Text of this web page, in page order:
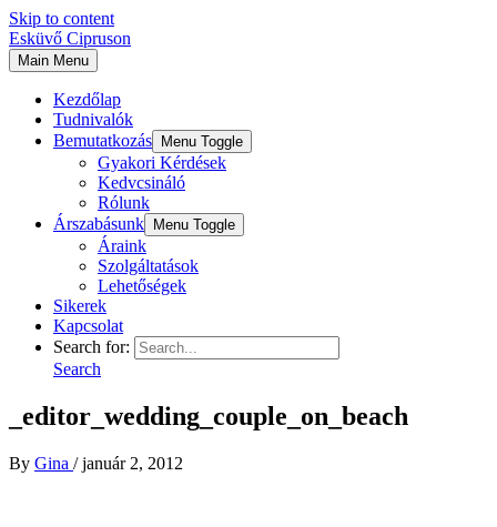
Skip to content
Esküvő Cipruson
Main Menu
Kezdőlap
Tudnivalók
Bemutatkozás
Menu Toggle
Gyakori Kérdések
Kedvcsináló
Rólunk
Árszabásunk
Menu Toggle
Áraink
Szolgáltatások
Lehetőségek
Sikerek
Kapcsolat
Search for:
Search
_editor_wedding_couple_on_beach
By Gina /január 2, 2012